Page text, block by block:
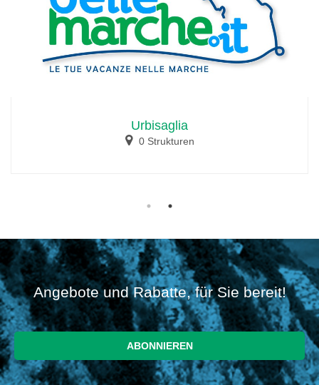
Urbisaglia
0 Strukturen
Angebote und Rabatte, für Sie bereit!